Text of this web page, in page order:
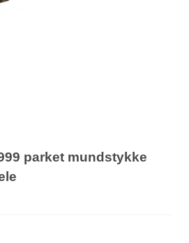
parket mundstykke